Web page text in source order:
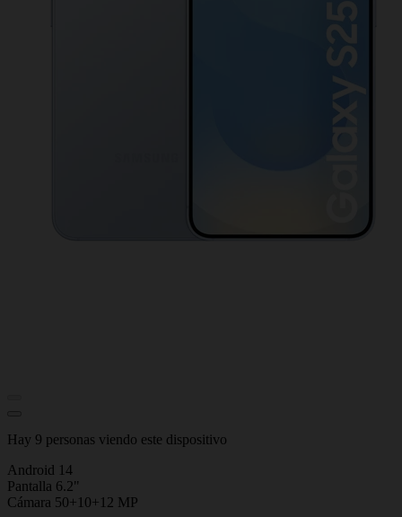
Hay 9 personas viendo este dispositivo
Android 14
Pantalla 6.2"
Cámara 50+10+12 MP